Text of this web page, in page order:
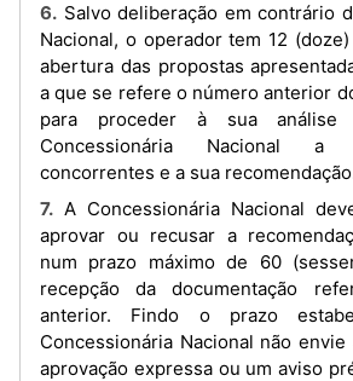
6. Salvo deliberação em contrário da Concessionária
Nacional, o operador tem 12
abertura das propostas
a que se refere o número anterior
para proceder à sua
Concessionária Nacional a
concorrentes e a sua
7. A Concessionária Nacional deve expressamente
aprovar ou recusar a
num prazo máximo de 60
recepção da documentação
anterior. Findo o prazo
Concessionária Nacional não
aprovação expressa ou um aviso